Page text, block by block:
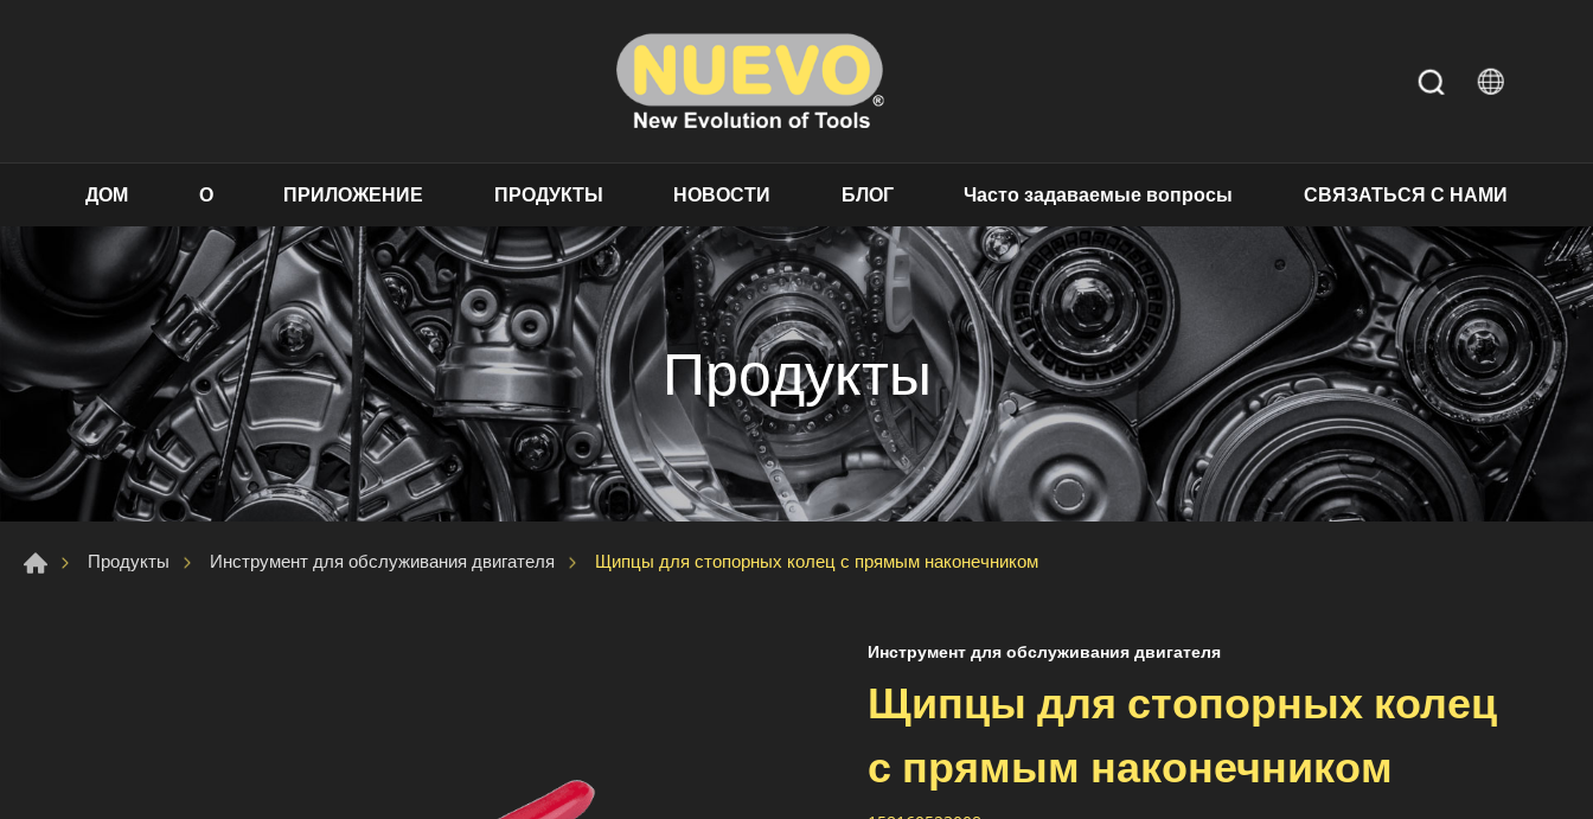
ДОМ О ПРИЛОЖЕНИЕ ПРОДУКТЫ НОВОСТИ БЛОГ Часто задаваемые вопросы СВЯЗАТЬСЯ С НАМИ
Продукты
Продукты Инструмент для обслуживания двигателя Щипцы для стопорных колец с прямым наконечником
Инструмент для обслуживания двигателя
Щипцы для стопорных колец
с прямым наконечником